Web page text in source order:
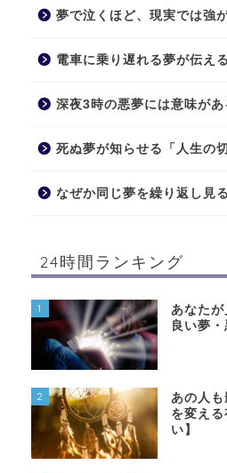
夢で泣くほど、現実では強
電車に乗り遅れる夢が伝え
深夜3時の悪夢には意味があ
死ぬ夢が知らせる「人生の
なぜか同じ夢を繰り返し見
24時間ランキング
1
あなた
良い夢・
2
あの人
を変え
い】